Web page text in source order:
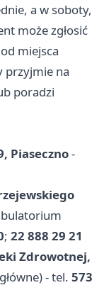
a w soboty,
może zgłosić
miejsca
przyjmie na
poradzi
Piaseczno-
; 22 888 29 21
Zdrowotnej,
- tel. 573